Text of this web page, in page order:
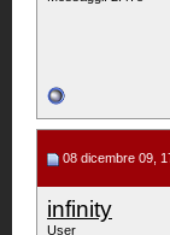
08 dicembre 09,
infinity
User